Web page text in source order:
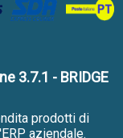
3.7.1 - BRIDGE
prodotti di
aziendale.